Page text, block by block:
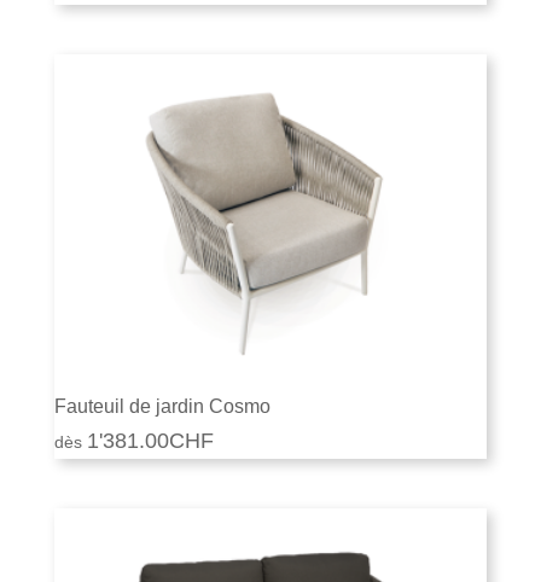
Fauteuil de jardin Cosmo
1'381.00CHF